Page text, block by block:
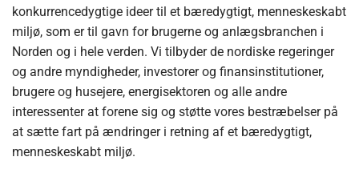
konkurrencedygtige ideer til et bæredygtigt, menneskeskabt
miljø, som er til gavn for brugerne og anlægsbranchen i
Norden og i hele verden. Vi tilbyder de nordiske regeringer
og andre myndigheder, investorer og finansinstitutioner,
brugere og husejere, energisektoren og alle andre
interessenter at forene sig og støtte vores bestræbelser på
at sætte fart på ændringer i retning af et bæredygtigt,
menneskeskabt miljø.